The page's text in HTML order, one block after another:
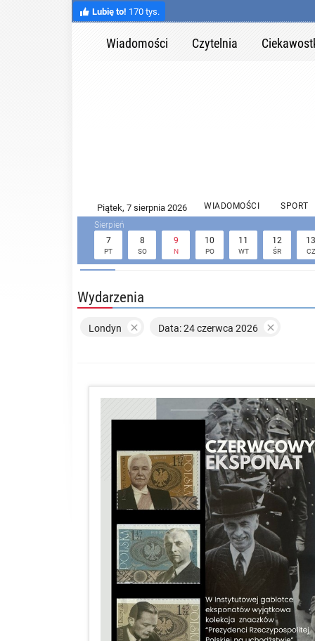
Lubię to! 170 tys.
Wiadomości Czytelnia
WIADOMOŚCI SPORT
7
PT
8
SO
9
N
10
PO
11
WT
12
ŚR
13
CZ
Wydarzenia
Londyn  Data: 24 czerwca 2026 